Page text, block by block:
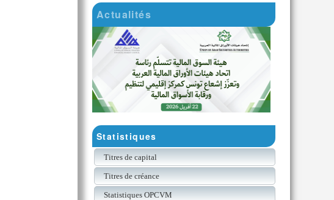
Actualités
Statistiques
Titres de capital
Titres de créance
Statistiques OPCVM